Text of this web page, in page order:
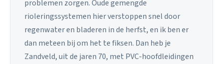
problemen zorgen. Oude gemengde
rioleringssystemen hier verstoppen snel door
regenwater en bladeren in de herfst, en ik ben er
dan meteen bij om het te fiksen. Dan heb je
Zandveld, uit de jaren 70, met PVC-hoofdleidingen